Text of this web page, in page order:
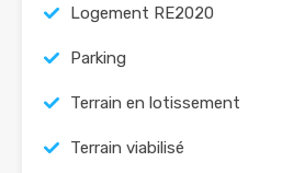
Logement RE2020
Parking
Terrain en lotissement
Terrain viabilisé